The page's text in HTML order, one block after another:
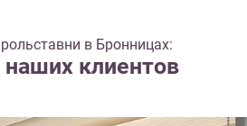
в Бронницах:
клиентов